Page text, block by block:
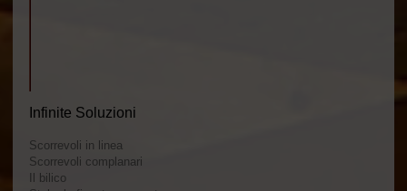
Infinite Soluzioni
Scorrevoli in linea
Scorrevoli complanari
Il bilico